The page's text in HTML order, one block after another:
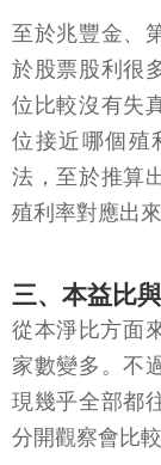
至於兆豐金、
於股票股利很
位比較沒有失
位接近哪個殖
法，至於推算
殖利率對應出
三、本益比
從本淨比方面
家數變多。不
現幾乎全部都
分開觀察會比